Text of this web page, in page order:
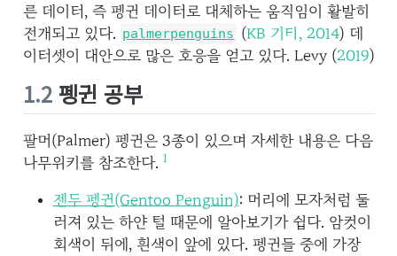
른 데이터, 즉 펭귄 데이터로 대체하는 움직임이 활발히
전개되고 있다. palmerpenguins (KB 기타, 2014) 데
이터셋이 대안으로 많은 호응을 얻고 있다. Levy (2019)
1.2펭귄 공부
팔머(Palmer) 펭귄은 3종이 있으며 자세한 내용은 다음
나무위키를 참조한다. 1
젠투 펭귄(Gentoo Penguin): 머리에 모자처럼 둘
러져 있는 하얀 털 때문에 알아보기가 쉽다. 암컷이
회색이 뒤에, 흰색이 앞에 있다. 펭귄들 중에 가장